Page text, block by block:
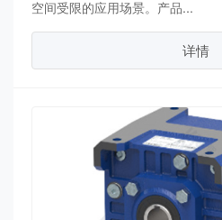
空间受限的应用场景。产品...
详情